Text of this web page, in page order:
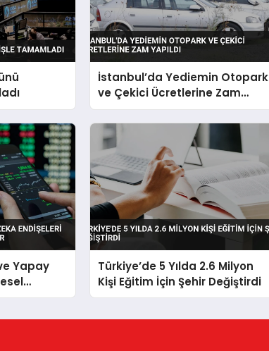
İstanbul’da Yediemin Otopark
ve Çekici Ücretlerine Zam
Yapıldı
Yapay
Türkiye’de 5 Yılda 2.6 Milyon
Kişi Eğitim İçin Şehir Değiştirdi